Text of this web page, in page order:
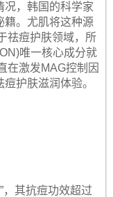
况，韩国的科学家
籍。尤肌将这种源
祛痘护肤领域，所
唯一核心成分就
在激发MAG控制因
护肤滋润体验。
，其抗痘功效超过